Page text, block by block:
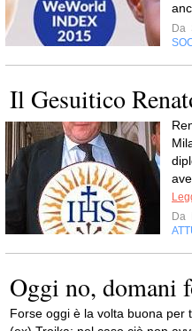
Da
Il Gesuitico
Da
Oggi no, domani
Forse oggi è la volta buona per